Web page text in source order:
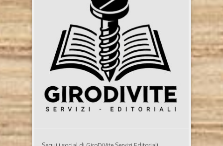
Shinku – Il colore della rabbia, del sangue e del
riscatto di Francesco Filippi (Piemme, 2023) Chi è
Francesco Filippi Laureato in Scienze
dell’educazione, sceneggiatore, regista, animatore e
docente, Francesco Filippi ha studiato cinema alla
School of Visual Arts di New York. Con i suoi film
(animati e non) ha all’attivo centinaia di premi ai ..